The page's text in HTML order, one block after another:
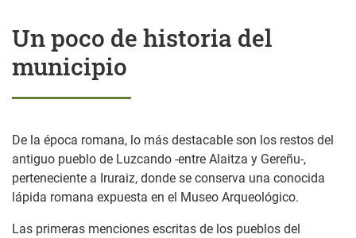
Un poco de historia del
municipio
De la época romana, lo más destacable son los restos del
antiguo pueblo de Luzcando -entre Alaitza y Gereñu-,
perteneciente a Iruraiz, donde se conserva una conocida
lápida romana expuesta en el Museo Arqueológico.
Las primeras menciones escritas de los pueblos del